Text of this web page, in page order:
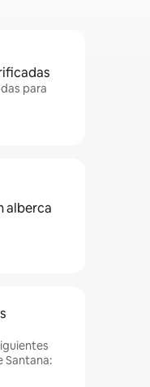
para
alberca
Santana: